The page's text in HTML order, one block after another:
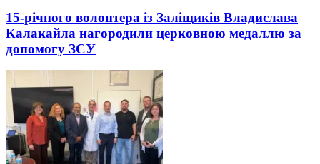
15-річного волонтера із Заліщиків Владислава
Калакайла нагородили церковною медаллю за
допомогу ЗСУ